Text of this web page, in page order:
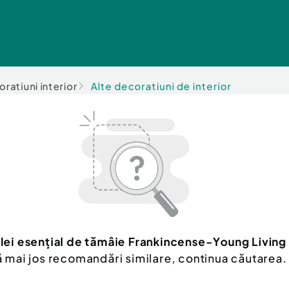
interior Alte decoratiuni de interior
esențial de tămâie Frankincense-Young Living
mai jos recomandări similare, continua căutarea.